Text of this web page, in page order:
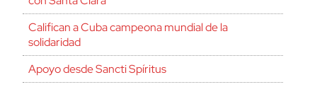
Califican a Cuba campeona mundial de la
solidaridad
Apoyo desde Sancti Spíritus